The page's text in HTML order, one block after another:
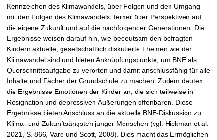
Kennzeichen des Klimawandels, über Folgen und den Umgang
mit den Folgen des Klimawandels, ferner über Perspektiven auf
die eigene Zukunft und auf die nachfolgender Generationen. Die
Ergebnisse weisen darauf hin, wie bedeutsam den befragten
Kindern aktuelle, gesellschaftlich diskutierte Themen wie der
Klimawandel sind und bieten Anknüpfungspunkte, um BNE als
Querschnittsaufgabe zu verorten und damit anschlussfähig für alle
Inhalte und Fächer der Grundschule zu machen. Zudem deuten
die Ergebnisse Emotionen der Kinder an, die sich teilweise in
Resignation und depressiven Äußerungen offenbaren. Diese
Ergebnisse bieten Anschluss an die aktuelle BNE-Diskussion zu
Klima- und Zukunftsängsten junger Menschen (vgl. Hickman et al.
2021, S. 866, Vare und Scott, 2008). Dies macht das Ermöglichen